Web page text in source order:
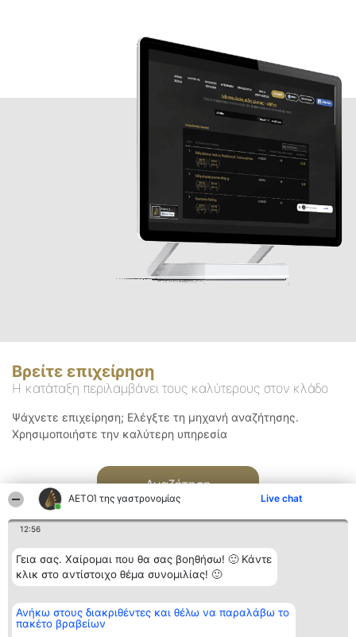
ΑΕΤΟΊ της γαστρονομίας Live chat
12:56
Γεια σας. Χαίρομαι που θα σας βοηθήσω! 🙂 Κάντε
κλικ στο αντίστοιχο θέμα συνομιλίας! 🙂
Ανήκω στους διακριθέντες και θέλω να παραλάβω το
πακέτο βραβείων
Βρείτε επιχείρηση
Η κατάταξη περιλαμβάνει τους καλύτερους στον κλάδο
Ψάχνετε επιχείρηση; Ελέγξτε τη μηχανή αναζήτησης.
Χρησιμοποιήστε την καλύτερη υπηρεσία
Αναζήτηση
Διοργανωτής της
κατάταξης
BEAUTIFUL COMPANY
Κατάταξη
Διακριθέντες
Επικοινωνία
Επικοινωνία